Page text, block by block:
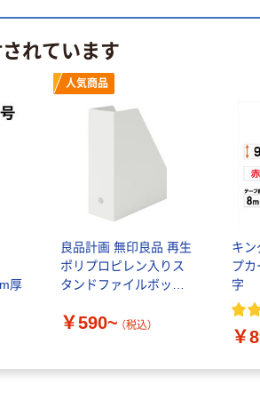
れています
厚
人気商品
良品計画 無印良品 再生
ポリプロピレン入りス
タンドファイルボック
￥590~ （税込）
キ
プ
字
￥